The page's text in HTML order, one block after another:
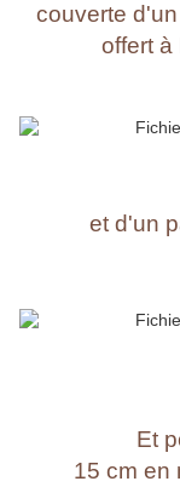
couverte
offert à
et d'un
Et
15 cm en